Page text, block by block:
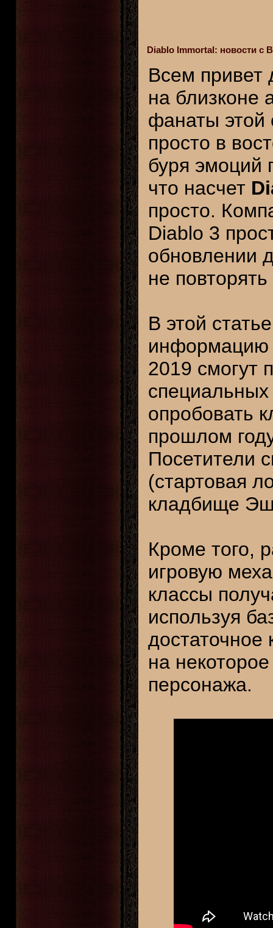
Diablo Immortal: новости с
Всем привет
на близконе
фанаты этой
просто в
буря эмоций
что насчет
просто.
Diablo 3
обновлении
не
В этой
информацию
2019 смогут
опробовать
прошлом
Посетители
(стартовая
кладбище
Кроме того,
игровую
классы
используя
достаточное
на
персонажа.